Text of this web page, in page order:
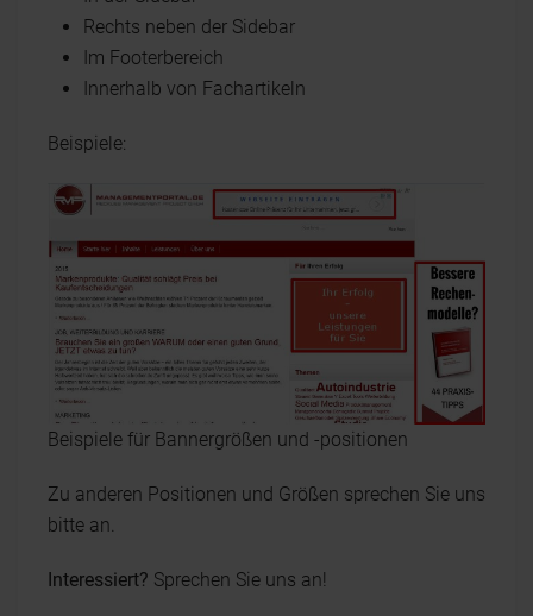
Rechts neben der Sidebar
Im Footerbereich
Innerhalb von Fachartikeln
Beispiele:
Beispiele für Bannergrößen und -positionen
Zu anderen Positionen und Größen sprechen Sie uns
bitte an.
Interessiert? Sprechen Sie uns an!